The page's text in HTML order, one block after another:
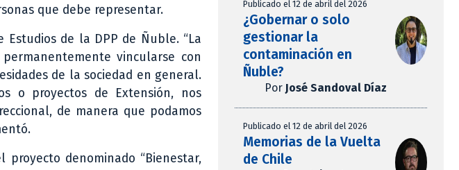
que debe representar.
de la DPP de Ñuble. “La
vincularse con
de la sociedad en general.
o proyectos de Extensión, nos
de manera que podamos
denominado “Bienestar,
Publicado el 12 de abril del 2026
¿Gobernar o solo
gestionar la
contaminación en
Ñuble?
Por José Sandoval Díaz
Publicado el 12 de abril del 2026
Memorias de la Vuelta
de Chile